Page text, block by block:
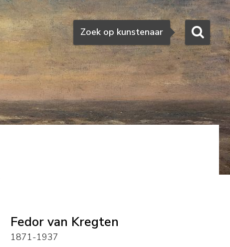
Zoeken
Zoek op kunstenaar
Fedor van Kregten
1871-1937